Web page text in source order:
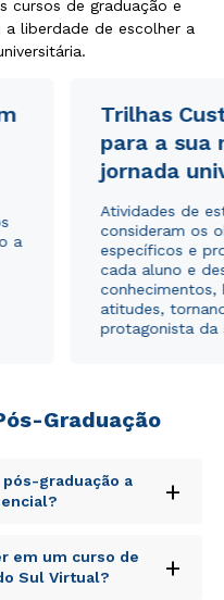
cursos de graduação e
liberdade de escolher a
a
Trilhas
para a sua
jornada
Atividades de
consideram os
específicos e
cada aluno e
conhecimentos,
atitudes,
protagonista da
Graduação
graduação a
+
iste natus error sit
laudantium,
quae ab illo inventore
em um curso de
Sul Virtual?
+
de Privacidade.e
utilizados para o
do Sul.